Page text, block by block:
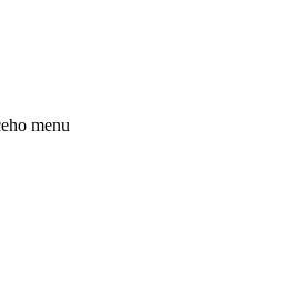
menu